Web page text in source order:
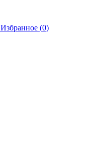
Избранное (0)